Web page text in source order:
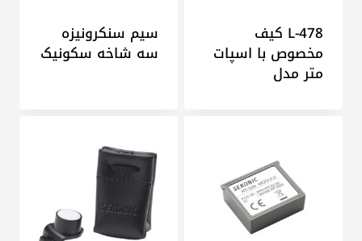
L-478 کیف
مخصوص با اسپات
متر مدل
سیم سنکرونیزه
سه شاخه سکونیک